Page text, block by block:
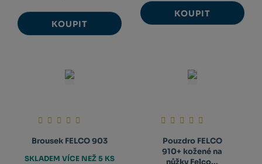
KOUPIT
KOUPIT
Brousek FELCO 903
SKLADEM VÍCE NEŽ 5 KS
Pouzdro FELCO
910+ kožené na
nůžky Felco...